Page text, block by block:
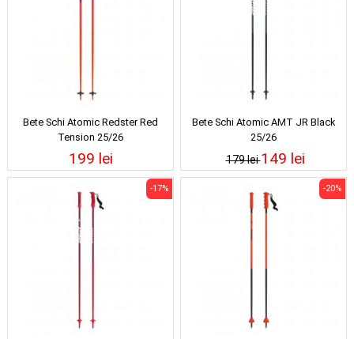
Bete Schi Atomic Redster Red
Tension 25/26
199 lei
Bete Schi Atomic AMT JR Black
25/26
179 lei149 lei
-17% -20%